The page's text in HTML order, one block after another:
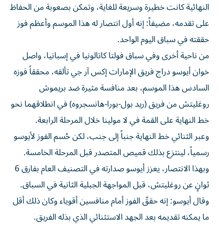
النهائية كانت خطيرة وسريعة للغاية، وتمكن بصعوبة من الحفاظ
على تقدمه، مضيفاً: إنه أول انتصار له هذا الموسم وأعظم فوز
حققته في سباق اليوم الواحد.
من ناحية أخرى وفي سباق فولتا كاتالونيا في إسبانيا، واصل
خوان أيوسو دراج فريق الإمارات إكس آر جي تألقه، محققاً فوزه
السادس هذا الموسم، بعد منافسة مثيرة ضد بريموش
روغليتش من فريق (ريد بول-بورا-هانسجروه) في انطلاقهما نحو
خط النهاية على القمة في لا مولينا خلال المرحلة الرابعة.
وعبر الثنائي خط النهاية جنباً إلى جنب، لكن حُسم الفوز لأيوسو
رسمياً، لينتزع بذلك قميص المتصدر قبل المرحلة الخامسة.
وبهذا الانتصار، يعزز أيوسو صدارته في التصنيف العام بفارق 6
ثوانٍ عن روغليتش، قبل المواجهة الجبلية الثانية في السباق.
وقال أيوسو: إنه حققّ الفوز أمام منافسين أقوياء وكان ذلك أقل
ما يمكنه تقديمه بعد الجهد الاستثنائي الذي بذله الفريق.